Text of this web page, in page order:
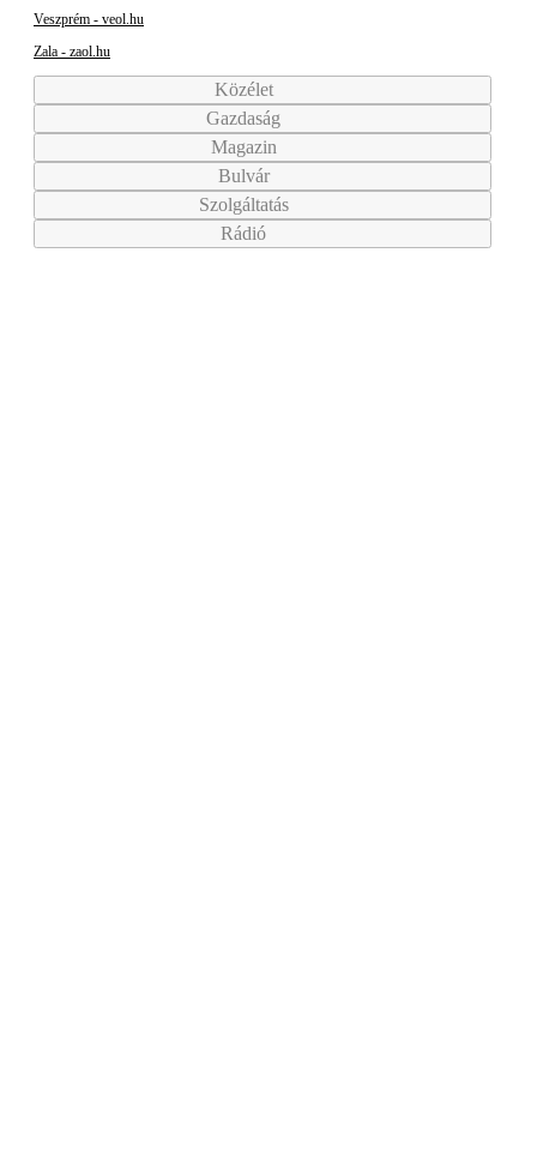
Veszprém - veol.hu
Zala - zaol.hu
Közélet
Gazdaság
Magazin
Bulvár
Szolgáltatás
Rádió